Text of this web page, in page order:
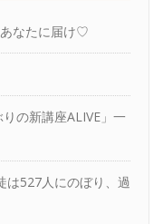
あなたに届け♡
の新講座ALIVE」一
は527人にのぼり、過